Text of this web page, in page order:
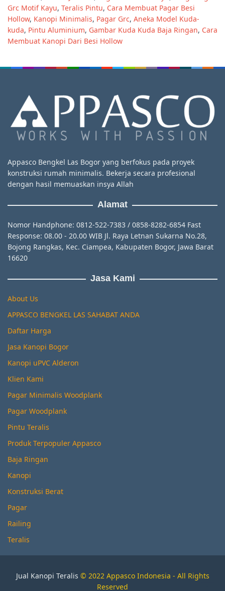
Grc Motif Kayu, Teralis Pintu, Cara Membuat Pagar Besi
Hollow, Kanopi Minimalis, Pagar Grc, Aneka Model Kuda-
kuda, Pintu Aluminium, Gambar Kuda Kuda Baja Ringan, Cara
Membuat Kanopi Dari Besi Hollow
Appasco Bengkel Las Bogor yang berfokus pada proyek
konstruksi rumah minimalis. Bekerja secara profesional
dengan hasil memuaskan insya Allah
Alamat
Nomor Handphone: 0812-522-7383 / 0858-8282-6854 Fast
Response: 08.00 - 20.00 WIB Jl. Raya Letnan Sukarna No.28,
Bojong Rangkas, Kec. Ciampea, Kabupaten Bogor, Jawa Barat
16620
Jasa Kami
About Us
APPASCO BENGKEL LAS SAHABAT ANDA
Daftar Harga
Jasa Kanopi Bogor
Kanopi uPVC Alderon
Klien Kami
Pagar Minimalis Woodplank
Pagar Woodplank
Pintu Teralis
Produk Terpopuler Appasco
Baja Ringan
Kanopi
Konstruksi Berat
Pagar
Railing
Teralis
Jual Kanopi Teralis © 2022 Appasco Indonesia - All Rights
Reserved